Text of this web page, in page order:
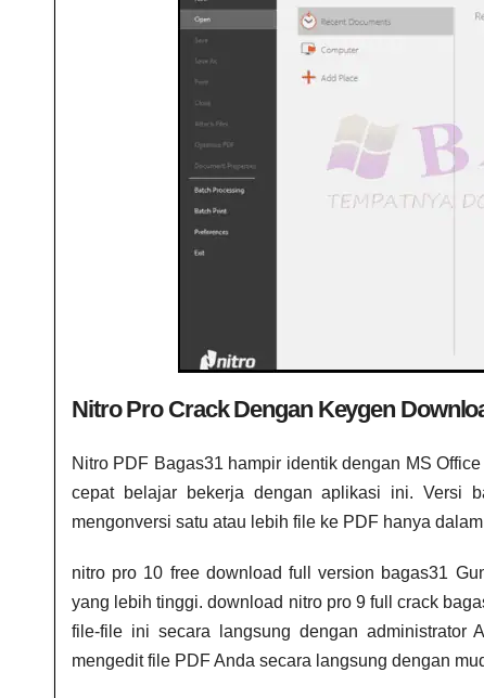
Nitro Pro Crack Dengan Keygen
Nitro PDF Bagas31 hampir identik dengan MS
cepat belajar bekerja dengan aplikasi ini. Versi
mengonversi satu atau lebih file ke PDF hanya
nitro pro 10 free download full version bagas31​
yang lebih tinggi. download nitro pro 9 full crack
file-file ini secara langsung dengan administrator
mengedit file PDF Anda secara langsung dengan